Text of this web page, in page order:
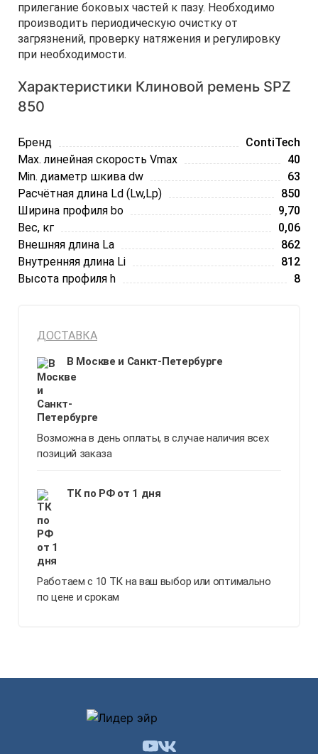
прилегание боковых частей к пазу. Необходимо
производить периодическую очистку от
загрязнений, проверку натяжения и регулировку
при необходимости.
Характеристики Клиновой ремень SPZ
850
Бренд
ContiTech
Max. линейная скорость Vmax
40
Min. диаметр шкива dw
63
Расчётная длина Ld (Lw,Lp)
850
Ширина профиля bo
9,70
Вес, кг
0,06
Внешняя длина La
862
Внутренняя длина Li
812
Высота профиля h
8
ДОСТАВКА
В Москве и Санкт-Петербурге
Возможна в день оплаты, в случае наличия всех
позиций заказа
ТК по РФ от 1 дня
Работаем с 10 ТК на ваш выбор или оптимально
по цене и срокам